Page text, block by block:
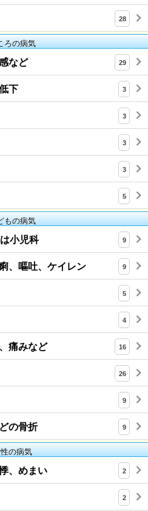
28
ろの病気
など 29
下 3
3
3
3
5
もの病気
小児科 9
、嘔吐、ケイレン 9
5
4
痛みなど 16
26
9
の骨折 9
の病気
、めまい 2
2